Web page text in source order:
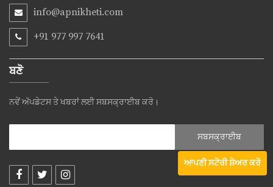
info@apnikheti.com
+91 977 997 7641
ਬਣੋ
ਨਵੇਂ ਅੱਪਡੇਟਸ ਤੇ ਖਬਰਾਂ ਲਈ ਸਬਸਕ੍ਰਾਈਬ ਕਰੋ।
ਆਪਣੀ ਸਟੋਰੀ ਸ਼ੇਅਰ ਕਰੋ